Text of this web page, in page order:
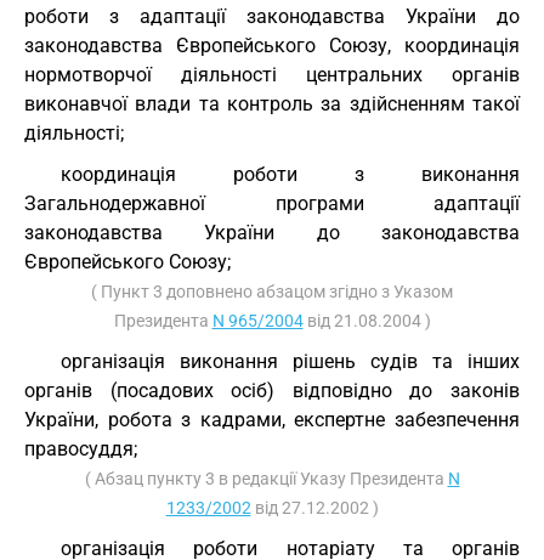
роботи з адаптації законодавства України до
законодавства Європейського Союзу, координація
нормотворчої діяльності центральних органів
виконавчої влади та контроль за здійсненням такої
діяльності;
координація роботи з виконання
Загальнодержавної програми адаптації
законодавства України до законодавства
Європейського Союзу;
( Пункт 3 доповнено абзацом згідно з Указом
Президента N 965/2004від 21.08.2004 )
організація виконання рішень судів та інших
органів (посадових осіб) відповідно до законів
України, робота з кадрами, експертне забезпечення
правосуддя;
( Абзац пункту 3 в редакції Указу Президента N
1233/2002 від 27.12.2002 )
організація роботи нотаріату та органів